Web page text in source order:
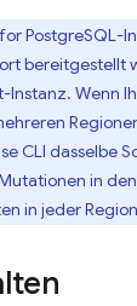
for PostgreSQL-
bereitgestellt
-Instanz. Wenn
CLI dasselbe
in
in jeder